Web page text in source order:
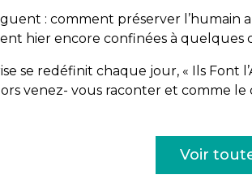
: comment préserver
hier encore confinées à
se redéfinit chaque jour, « Ils
venez- vous raconter et comme
Voir